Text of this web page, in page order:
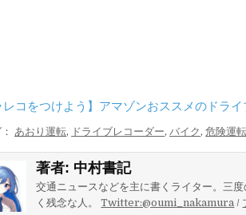
レコをつけよう】アマゾンおススメのドラ
：あおり運転, ドライブレコーダー,バイク,危険運
著者: 中村書記
交通ニュースなどを主に書くライター。三
く残念な人。Twitter:@oumi_nakamura /